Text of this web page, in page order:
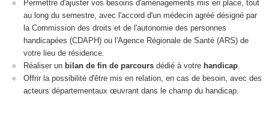
Permettre d'ajuster vos besoins d'aménagements mis en place, tout
au long du semestre, avec l'accord d'un médecin agréé désigné par
la Commission des droits et de l'autonomie des personnes
handicapées (CDAPH) ou l'Agence Régionale de Santé (ARS) de
votre lieu de résidence.
Réaliser un bilan de fin de parcours dédié à votre handicap.
Offrir la possibilité d'être mis en relation, en cas de besoin, avec des
acteurs départementaux œuvrant dans le champ du handicap.